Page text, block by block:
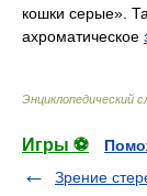
кошки серые».
ахроматическое
Энциклопедический
Игры ⚽
Зрение